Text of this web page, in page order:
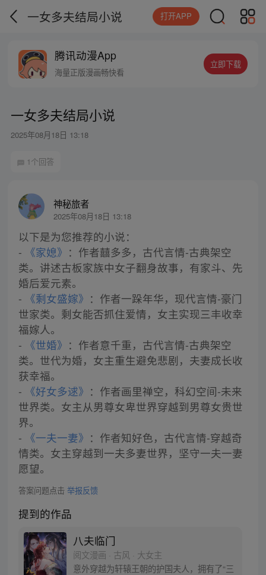
一女多夫结局小说 打开APP
腾讯动漫App
海量正版漫画畅快看
立即下载
一女多夫结局小说
2025年08月18日 13:18
1个回答
神秘旅者
2025年08月18日 13:18
以下是为您推荐的小说：
- 《家媳》 ：作者囍多多，古代言情-古典架空
类。讲述古板家族中女子翻身故事，有家斗、先
婚后爱元素。
- 《剩女盛嫁》 ：作者一跺年华，现代言情-豪门
世家类。剩女能否抓住爱情，女主实现三丰收幸
福嫁人。
- 《世婚》 ：作者意千重，古代言情-古典架空
类。世代为婚，女主重生避免悲剧，夫妻成长收
获幸福。
- 《好女多逑》 ：作者画里禅空，科幻空间-未来
世界类。女主从男尊女卑世界穿越到男尊女贵世
界。
- 《一夫一妻》 ：作者知好色，古代言情-穿越奇
情类。女主穿越到一夫多妻世界，坚守一夫一妻
愿望。
答案问题点击 举报反馈
提到的作品
八夫临门
阅文漫画 · 古风 · 大女主
意外穿越为轩辕王朝的护国夫人，拥有了“三